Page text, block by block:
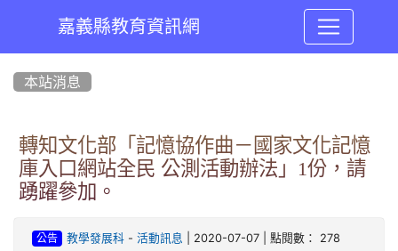
嘉義縣教育資訊網
本站消息
轉知文化部「記憶協作曲－國家文化記憶
庫入口網站全民 公測活動辦法」1份，請
踴躍參加。
公告 教學發展科- 活動訊息 | 2020-07-07 | 點閱數： 278